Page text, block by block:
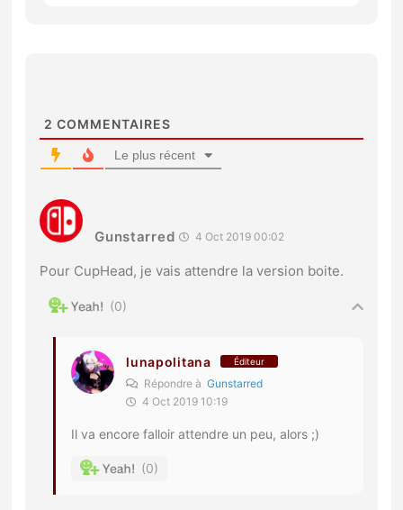
2 COMMENTAIRES
Le plus récent
Gunstarred 4 Oct 2019 00:02
Pour CupHead, je vais attendre la version boite.
0
lunapolitana Éditeur
Répondre àGunstarred
4 Oct 2019 10:19
Il va encore falloir attendre un peu, alors ;)
0